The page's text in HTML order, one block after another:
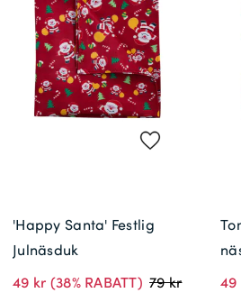
'Happy Santa' Festlig
Julnäsduk
49 kr (38% RABATT) 79 kr
49